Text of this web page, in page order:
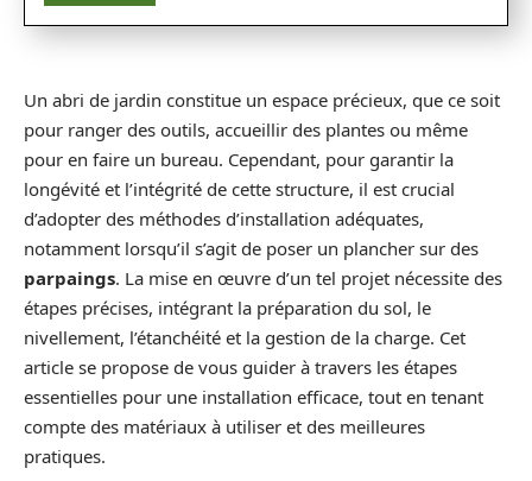
Un abri de jardin constitue un espace précieux, que ce soit
pour ranger des outils, accueillir des plantes ou même
pour en faire un bureau. Cependant, pour garantir la
longévité et l’intégrité de cette structure, il est crucial
d’adopter des méthodes d’installation adéquates,
notamment lorsqu’il s’agit de poser un plancher sur des
parpaings. La mise en œuvre d’un tel projet nécessite des
étapes précises, intégrant la préparation du sol, le
nivellement, l’étanchéité et la gestion de la charge. Cet
article se propose de vous guider à travers les étapes
essentielles pour une installation efficace, tout en tenant
compte des matériaux à utiliser et des meilleures
pratiques.